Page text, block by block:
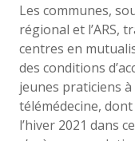
Les communes,
régional et l’ARS,
centres en
des conditions
jeunes praticiens
télémédecine,
l’hiver 2021 dans